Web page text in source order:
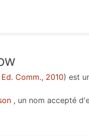
Ed. Comm., 2010) est
, un nom accepté